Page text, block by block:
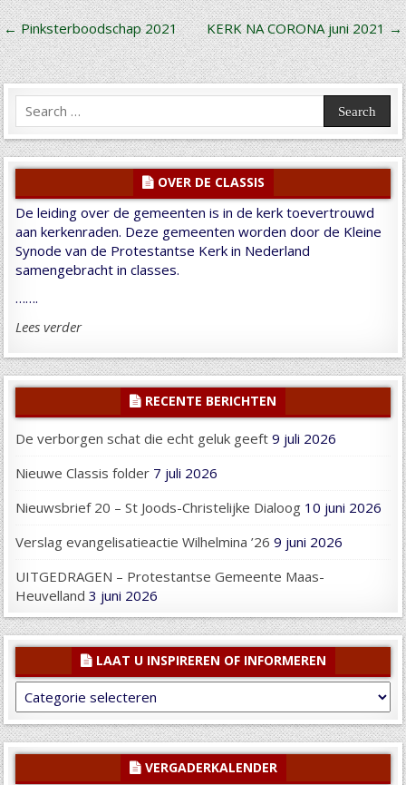
Bericht
navigatie
← Pinksterboodschap 2021 KERK NA CORONA juni 2021 →
Search
for:
OVER DE CLASSIS
De leiding over de gemeenten is in de kerk toevertrouwd
aan kerkenraden. Deze gemeenten worden door de Kleine
Synode van de Protestantse Kerk in Nederland
samengebracht in classes.
…….
Lees verder
RECENTE BERICHTEN
De verborgen schat die echt geluk geeft 9 juli 2026
Nieuwe Classis folder 7 juli 2026
Nieuwsbrief 20 – St Joods-Christelijke Dialoog 10 juni 2026
Verslag evangelisatieactie Wilhelmina ’26 9 juni 2026
UITGEDRAGEN – Protestantse Gemeente Maas-
Heuvelland 3 juni 2026
LAAT U INSPIREREN OF INFORMEREN
Laat
U
inspireren
of
VERGADERKALENDER